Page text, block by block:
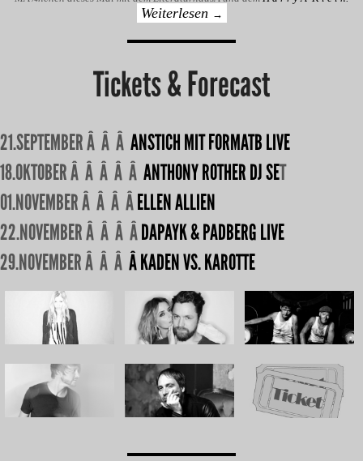
Weiterlesen →
Tickets & Forecast
21.SEPTEMBER Â Â Â ANSTICH MIT FORMATB LIVE
18.OKTOBER Â Â Â Â Â ANTHONY ROTHER DJ SET
01.NOVEMBER Â Â Â ÂELLEN ALLIEN
22.NOVEMBER Â Â Â ÂDAPAYK & PADBERG LIVE
29.NOVEMBER Â Â Â Â KADEN VS. KAROTTE